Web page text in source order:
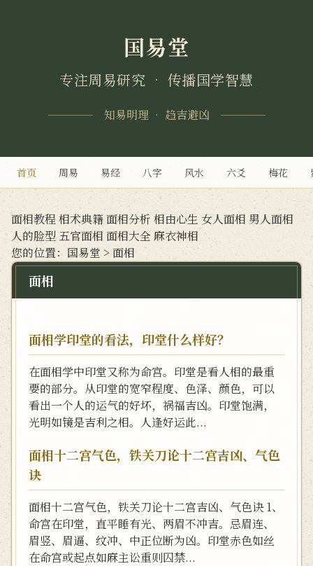
国易堂
专注周易研究 • 传播国学智慧
知易明理 • 趋吉避凶
首页 周易 易经 八字 风水 六爻 梅花
面相教程 相术典籍面相分析 相由心生 女人面相 男人面相
人的脸型 五官面相 面相大全 麻衣神相
您的位置： 国易堂 > 面相
面相
面相学印堂的看法，印堂什么样好？
在面相学中印堂又称为命宫。印堂是看人相的最重
要的部分。从印堂的宽窄程度、色泽、颜色，可以
看出一个人的运气的好坏，祸福吉凶。印堂饱满，
光明如镜是吉利之相。人逢好运此...
面相十二宫气色，铁关刀论十二宫吉凶、气色
诀
面相十二宫气色，铁关刀论十二宫吉凶、气色诀 1、
命宫在印堂，直平睡有光、两眉不冲吉。忌眉连、
眉竖、眉逼、纹冲、中正位断为凶。印堂赤色如丝
在命宫或起点如麻主讼重则囚禁...